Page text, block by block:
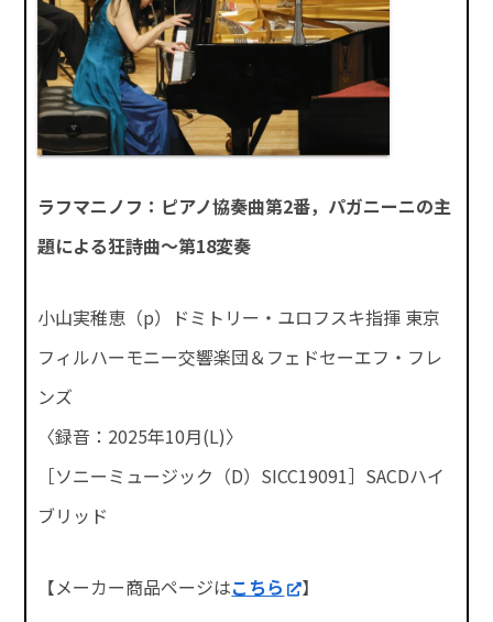
ラフマニノフ：ピアノ協奏曲第2番，パガニーニの主
題による狂詩曲～第18変奏
小山実稚恵（p）ドミトリー・ユロフスキ指揮 東京
フィルハーモニー交響楽団＆フェドセーエフ・フレ
ンズ
〈録音：2025年10月(L)〉
［ソニーミュージック（D）SICC19091］SACDハイ
ブリッド
【メーカー商品ページはこちら 】